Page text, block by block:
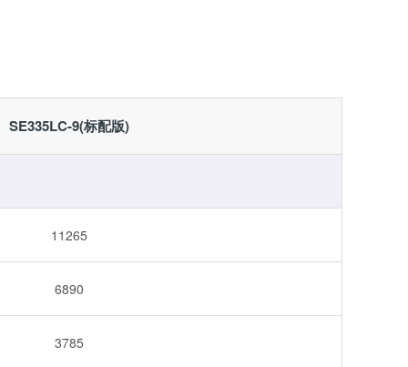
SE335LC-9(标配版)
11265
6890
3785